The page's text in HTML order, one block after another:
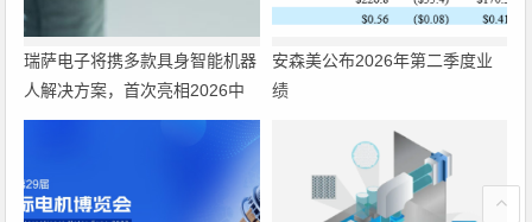
瑞萨电子将携多款具身智能机器
人解决方案，首次亮相2026中
国具身智能机器人产业大会
安森美公布2026年第二季度业
绩